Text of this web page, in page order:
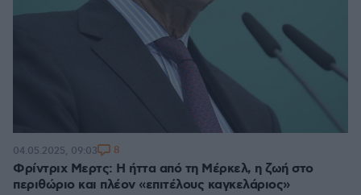
Φρίντριχ Μερτς: Η ήττα από τη Μέρκελ, η ζωή στο
περιθώριο και πλέον «επιτέλους καγκελάριος»
04.05.2025, 09:03 8